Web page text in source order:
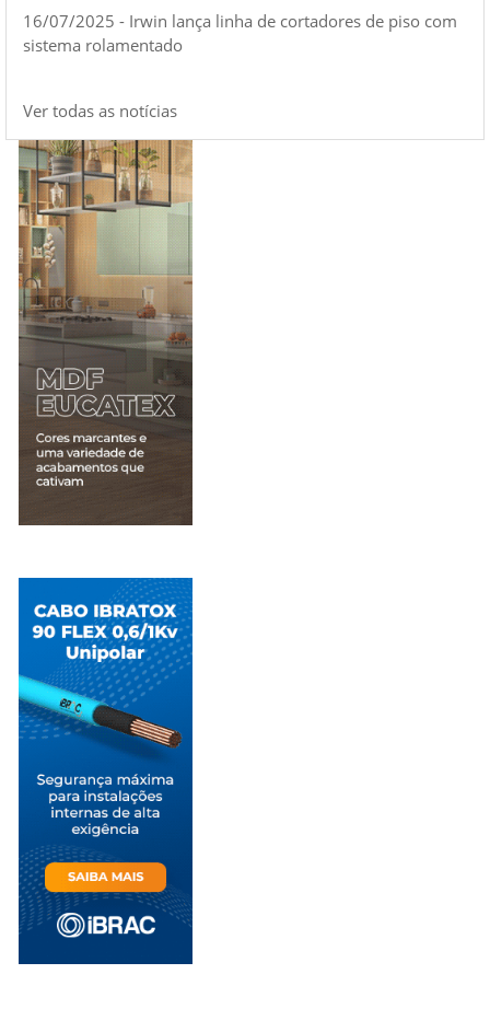
16/07/2025 - Irwin lança linha de cortadores de piso com
sistema rolamentado
Ver todas as notícias